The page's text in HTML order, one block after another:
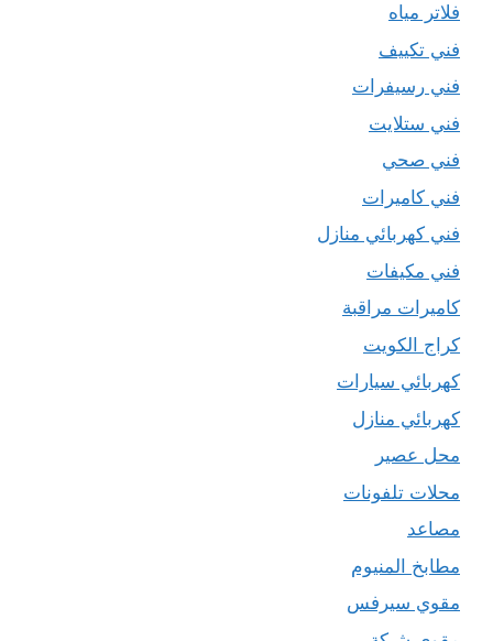
فلاتر مياه
فني تكييف
فني رسيفرات
فني ستلايت
فني صحي
فني كاميرات
فني كهربائي منازل
فني مكيفات
كاميرات مراقبة
كراج الكويت
كهربائي سيارات
كهربائي منازل
محل عصير
محلات تلفونات
مصاعد
مطابخ المنيوم
مقوي سيرفس